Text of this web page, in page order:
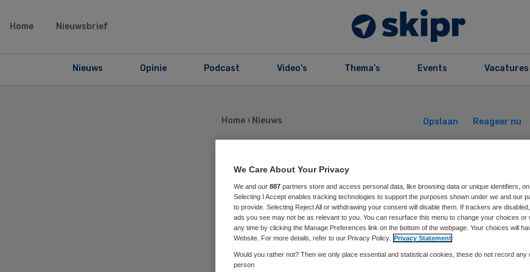
Home Nieuwsbrief
Nieuws Opinie Podcast Video’s Thema’s Events Vacatures
Home › Nieuws Opslaan Reageer nu
Jongeren:
alcoholgebruik is
orde
We Care About Your Privacy
We and our 887 partners store and access personal data, like browsing data or unique identifiers,
Selecting I Accept enables tracking technologies to support the purposes shown under we and our
to provide. Selecting Reject All or withdrawing your consent will disable them. If trackers are
ads you see may not be as relevant to you. You can resurface this menu to change your choices or
any time by clicking the Manage Preferences link on the bottom of the webpage. Your choices will
Website. For more details, refer to our Privacy Policy. Privacy Statement
Would you rather not? Then we only place essential and statistical cookies, these do not record any
person